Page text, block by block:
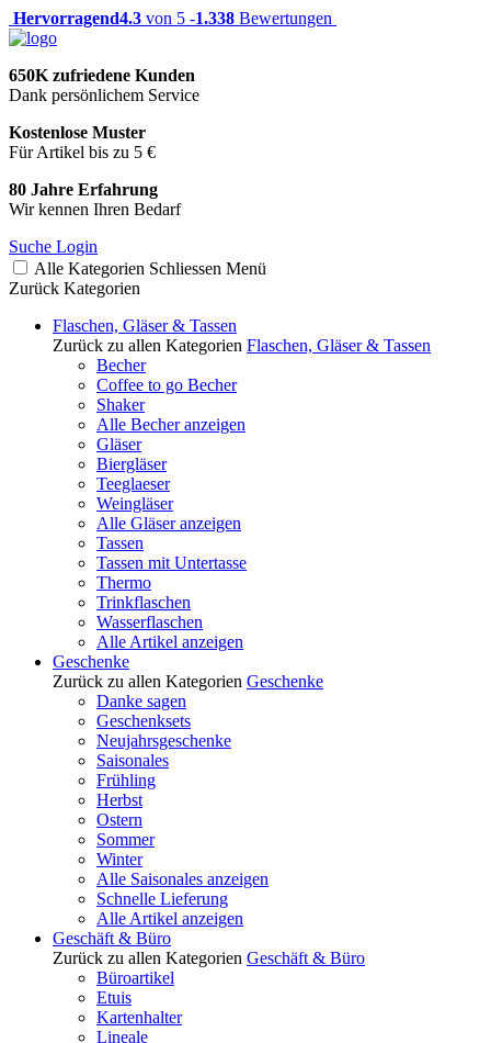
Hervorragend4.3 von 5 -1.338 Bewertungen
650K zufriedene Kunden
Dank persönlichem Service
Kostenlose Muster
Für Artikel bis zu 5 €
80 Jahre Erfahrung
Wir kennen Ihren Bedarf
Suche Login
Alle Kategorien Schliessen Menü
Zurück Kategorien
Flaschen, Gläser & Tassen
Zurück zu allen Kategorien Flaschen, Gläser & Tassen
Becher
Coffee to go Becher
Shaker
Alle Becher anzeigen
Gläser
Biergläser
Teeglaeser
Weingläser
Alle Gläser anzeigen
Tassen
Tassen mit Untertasse
Thermo
Trinkflaschen
Wasserflaschen
Alle Artikel anzeigen
Geschenke
Zurück zu allen Kategorien Geschenke
Danke sagen
Geschenksets
Neujahrsgeschenke
Saisonales
Frühling
Herbst
Ostern
Sommer
Winter
Alle Saisonales anzeigen
Schnelle Lieferung
Alle Artikel anzeigen
Geschäft & Büro
Zurück zu allen Kategorien Geschäft & Büro
Büroartikel
Etuis
Kartenhalter
Lineale